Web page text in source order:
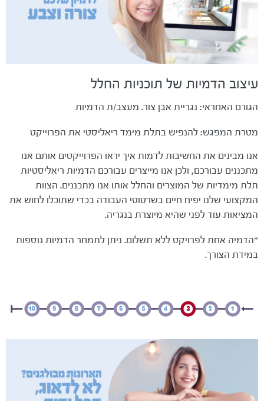
עיצוב הדמיות של תוכניות החלל
הגורם האחראי: נגריית אבן צור. מעצב/ת הדמיות
מטרת המפגש: להנפיש בתלת מימד ריאליסטי את הפרוייקט
אנו מבינים את החשיבות לדמות איך יראו הפרוייקטים אותם אנו
מתכננים עבורכם, ולכן אנו מייצרים עבורכם הדמיות ריאליסטיות
תלת מימדיות של המוצרים והחלל אותו אנו מתכננים. הצוות
המקצועי שלנו יפיח חיים בשרטוטי העבודה בכדי שתוכלו לחוש את
המציאות עוד לפני שהיא מיוצרת בנגריה.
*הדמיה אחת לפרויקט ללא תשלום. ניתן לתמחר הדמיות נוספות
במידת הצורך.